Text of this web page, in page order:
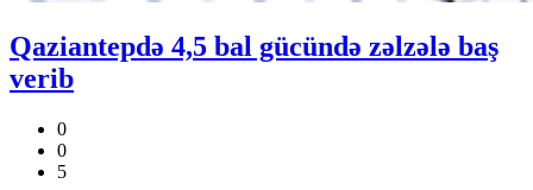
Qaziantepdə 4,5 bal gücündə zəlzələ baş
verib
0
0
5